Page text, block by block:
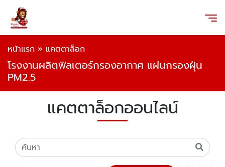
หน้าแรก » แคตตาล็อก
โรงงานผลิตฟิลเตอร์กรองอากาศ แผ่นกรองฝุ่น
PM2.5
แคตตาล็อกออนไลน์